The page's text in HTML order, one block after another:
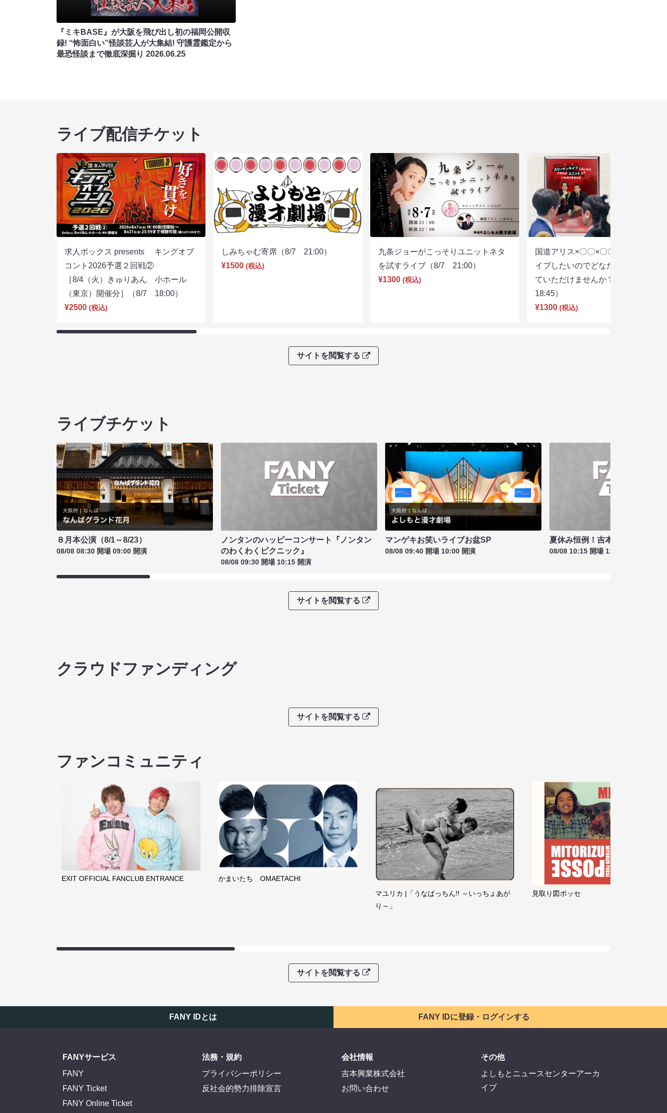
『ミキBASE』が大阪を飛び出し初の福岡公開収
録! “怖面白い”怪談芸人が大集結! 守護霊鑑定から
最恐怪談まで徹底深掘り 2026.06.25
ライブ配信チケット
求人ボックス presents キングオブ
コント2026予選２回戦②
［8/4（火）きゅりあん 小ホール
（東京）開催分］（8/7 18:00）
¥2500 (税込)
しみちゃむ寄席（8/7 21:00）
¥1500 (税込)
九条ジョーがこっそりユニットネタ
を試すライブ（8/7 21:00）
¥1300 (税込)
国道アリス×〇〇×〇〇スリーマンラ
イブしたいのでどなたかユニットし
ていただけませんか？（8/7
18:45）
¥1300 (税込)
サイトを閲覧する
ライブチケット
８月本公演（8/1～8/23）
08/08 08:30 開場 09:00 開演
ノンタンのハッピーコンサート『ノンタン
のわくわくピクニック』
08/08 09:30 開場 10:15 開演
マンゲキお笑いライブお盆SP
08/08 09:40 開場 10:00 開演
夏休み恒例！吉本新喜劇＆バラ
08/08 10:15 開場 11:00 開演
サイトを閲覧する
クラウドファンディング
サイトを閲覧する
ファンコミュニティ
EXIT OFFICIAL FANCLUB ENTRANCE
かまいたち OMAETACHI
マユリカ |「うなぱっちん!! ～いっちょあが
り～」
見取り図ポッセ
サイトを閲覧する
FANY IDとは FANY IDに登録・ログインする
FANYサービス
FANY
FANY Ticket
FANY Online Ticket
法務・規約
プライバシーポリシー
反社会的勢力排除宣言
会社情報
吉本興業株式会社
お問い合わせ
その他
よしもとニュースセンターアーカ
イブ